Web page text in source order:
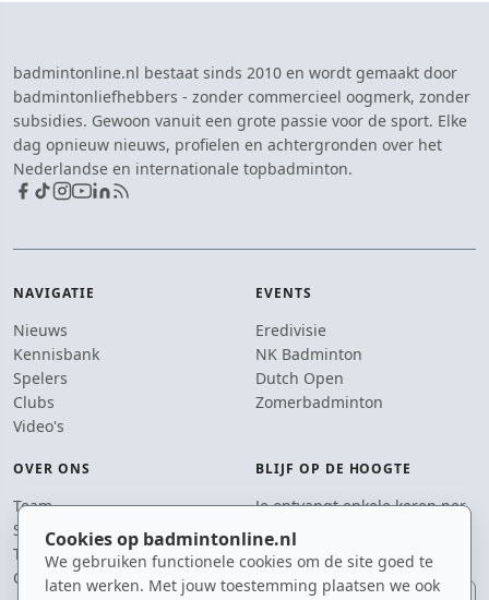
Cookies op badmintonline.nl
We gebruiken functionele cookies om de site goed te
laten werken. Met jouw toestemming plaatsen we ook
badmintonline.nl bestaat sinds 2010 en wordt gemaakt door
badmintonliefhebbers - zonder commercieel oogmerk, zonder
subsidies. Gewoon vanuit een grote passie voor de sport. Elke
dag opnieuw nieuws, profielen en achtergronden over het
Nederlandse en internationale topbadminton.
NAVIGATIE
Nieuws
Kennisbank
Spelers
Clubs
Video's
EVENTS
Eredivisie
NK Badminton
Dutch Open
Zomerbadminton
OVER ONS
Team
Supporters
Tip de redactie
Contact
BLIJF OP DE HOOGTE
Je ontvangt enkele keren per
jaar een e-mail met het
laatste badmintonnieuws.
E-mailadres